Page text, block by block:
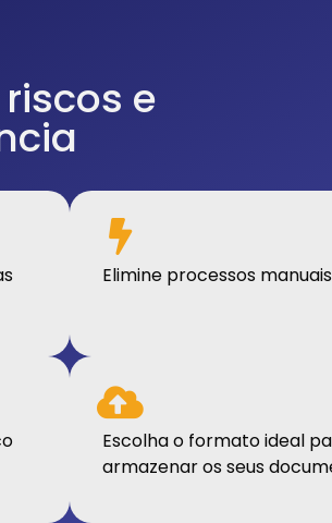
e
Elimine processos
Escolha o formato ideal
armazenar os seus